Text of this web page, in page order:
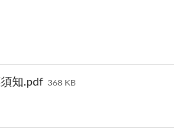
知.pdf 368 KB